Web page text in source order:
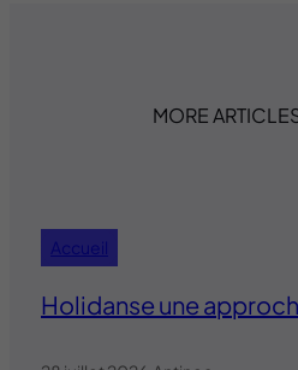
MORE
Accueil
Holidanse une